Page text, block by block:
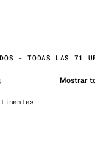
- TODAS LAS 71
Mostrar